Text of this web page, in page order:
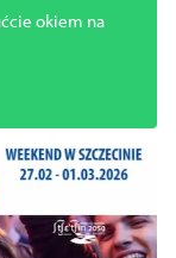
okiem na